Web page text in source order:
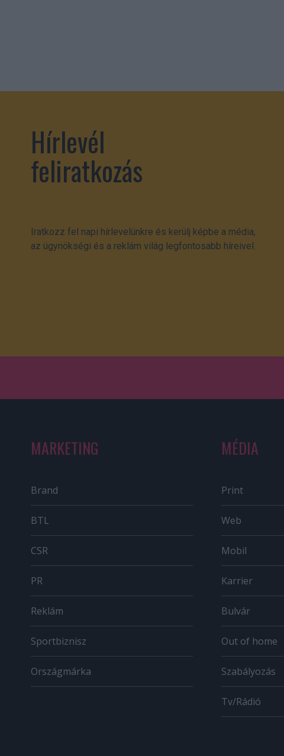
Hírlevél
feliratkozás
Iratkozz fel napi hírlevelünkre és kerülj képbe a média,
az ügynökségi és a reklám világ legfontosabb híreivel.
MARKETING
Brand
BTL
CSR
PR
Reklám
Sportbiznisz
Országmárka
MÉDIA
Print
Web
Mobil
Karrier
Bulvár
Out of home
Szabályozás
Tv/Rádió